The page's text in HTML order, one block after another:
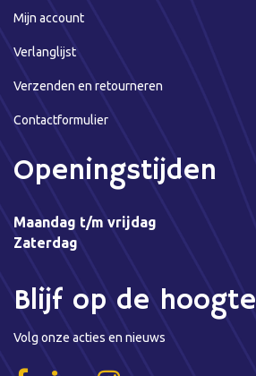
Mijn account
Verlanglijst
Verzenden en retourneren
Contactformulier
Openingstijden
Maandag t/m vrijdag
Zaterdag
Blijf op de hoogte
Volg onze acties en nieuws